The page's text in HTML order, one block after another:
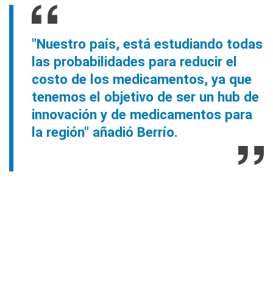
"Nuestro país, está estudiando todas
las probabilidades para reducir el
costo de los medicamentos, ya que
tenemos el objetivo de ser un hub de
innovación y de medicamentos para
la región" añadió Berrío.